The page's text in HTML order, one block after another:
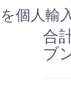
個人輸
合
ブ